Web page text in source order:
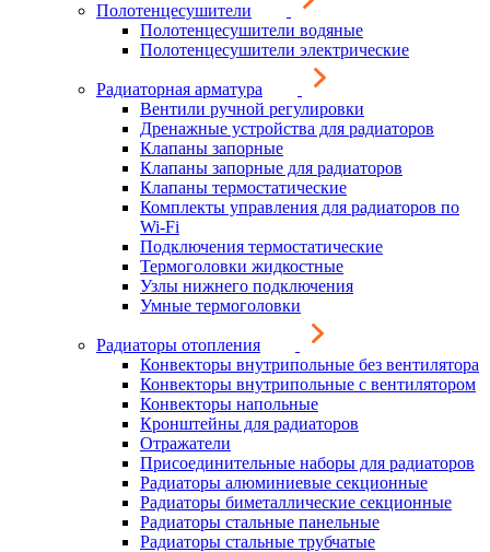
Полотенцесушители
Полотенцесушители водяные
Полотенцесушители электрические
Радиаторная арматура
Вентили ручной регулировки
Дренажные устройства для радиаторов
Клапаны запорные
Клапаны запорные для радиаторов
Клапаны термостатические
Комплекты управления для радиаторов по
Wi-Fi
Подключения термостатические
Термоголовки жидкостные
Узлы нижнего подключения
Умные термоголовки
Радиаторы отопления
Конвекторы внутрипольные без вентилятора
Конвекторы внутрипольные с вентилятором
Конвекторы напольные
Кронштейны для радиаторов
Отражатели
Присоединительные наборы для радиаторов
Радиаторы алюминиевые секционные
Радиаторы биметаллические секционные
Радиаторы стальные панельные
Радиаторы стальные трубчатые